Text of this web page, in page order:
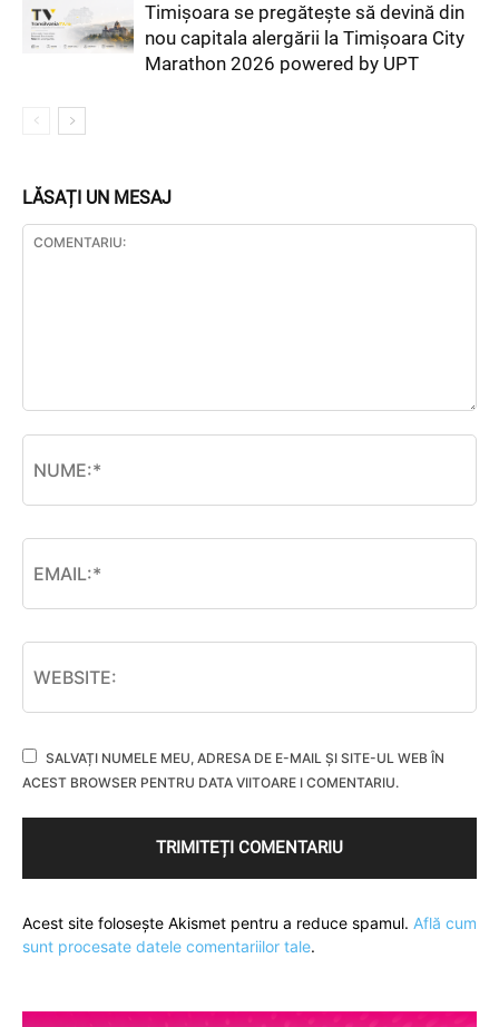
Timișoara se pregătește să devină din
nou capitala alergării la Timișoara City
Marathon 2026 powered by UPT
LĂSAȚI UN MESAJ
SALVAȚI NUMELE MEU, ADRESA DE E-MAIL ȘI SITE-UL WEB ÎN
ACEST BROWSER PENTRU DATA VIITOARE I COMENTARIU.
Acest site folosește Akismet pentru a reduce spamul. Află cum
sunt procesate datele comentariilor tale.